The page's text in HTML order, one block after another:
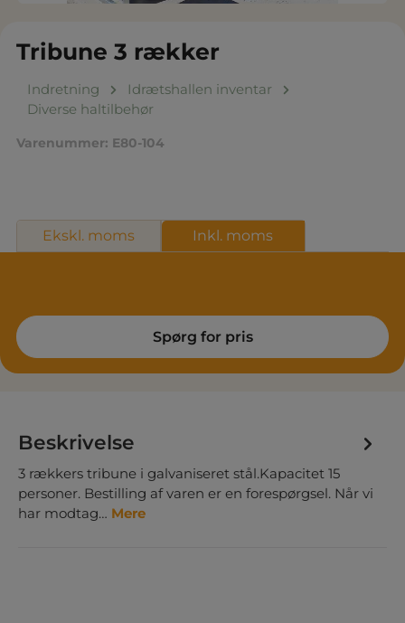
Tribune 3 rækker
Indretning
Idrætshallen inventar
Diverse haltilbehør
Varenummer: E80-104
Ekskl. moms Inkl. moms
Spørg for pris
Beskrivelse
3 rækkers tribune i galvaniseret stål.Kapacitet 15
personer. Bestilling af varen er en forespørgsel. Når vi
har modtag… Mere